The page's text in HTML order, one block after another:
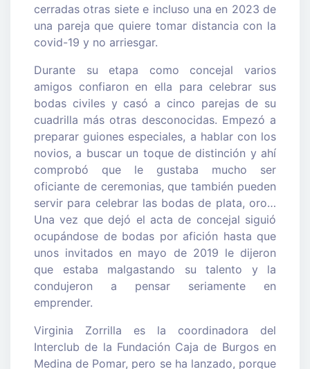
cerradas otras siete e incluso una en 2023 de
una pareja que quiere tomar distancia con la
covid-19 y no arriesgar.
Durante su etapa como concejal varios
amigos confiaron en ella para celebrar sus
bodas civiles y casó a cinco parejas de su
cuadrilla más otras desconocidas. Empezó a
preparar guiones especiales, a hablar con los
novios, a buscar un toque de distinción y ahí
comprobó que le gustaba mucho ser
oficiante de ceremonias, que también pueden
servir para celebrar las bodas de plata, oro…
Una vez que dejó el acta de concejal siguió
ocupándose de bodas por afición hasta que
unos invitados en mayo de 2019 le dijeron
que estaba malgastando su talento y la
condujeron a pensar seriamente en
emprender.
Virginia Zorrilla es la coordinadora del
Interclub de la Fundación Caja de Burgos en
Medina de Pomar, pero se ha lanzado, porque